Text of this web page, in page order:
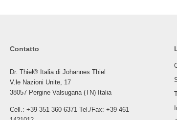
Contatto
Dr. Thiel® Italia di Johannes Thiel
V.le Nazioni Unite, 17
38057 Pergine Valsugana (TN) Italia
Cell.: +39 351 360 6371 Tel./Fax: +39 461